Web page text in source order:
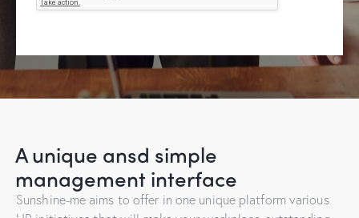
A unique ansd simple
management interface
Sunshine-me aims to offer in one unique platform various